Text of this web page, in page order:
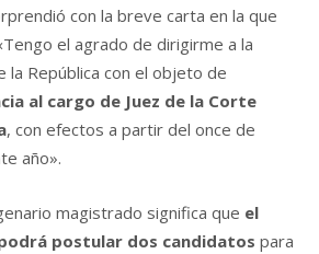
con la breve carta en la que
el agrado de dirigirme a la
la República con el objeto de
al cargo de Juez de la Corte
, con efectos a partir del once de
año».
magistrado significa que el
postular dos candidatos para